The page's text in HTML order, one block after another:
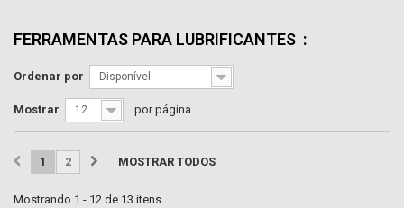
FERRAMENTAS PARA LUBRIFICANTES :
Ordenar por Disponível
Mostrar 12 por página
MOSTRAR TODOS
1 2
Mostrando 1 - 12 de 13 itens